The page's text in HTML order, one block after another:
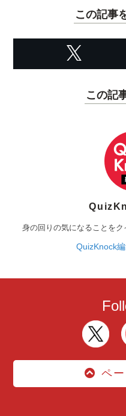
この記事
この記
身の回りの気になることをク
QuizKnock
ペ